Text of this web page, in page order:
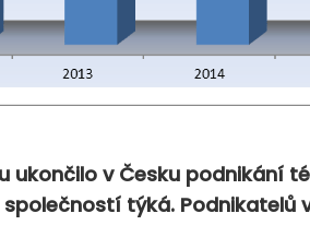
ukončilo v Česku podnikání
týká. Podnikatelů